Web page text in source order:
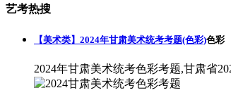
艺考热搜
【美术类】2024年甘肃美术统考考题(色彩)色彩
2024年甘肃美术统考色彩考题,甘肃省